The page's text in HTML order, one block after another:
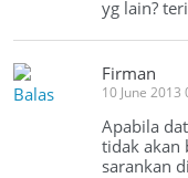
yg lain?
Balas
Firman
10 June 2013
Apabila
tidak akan
sarankan